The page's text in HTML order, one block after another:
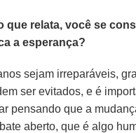
que relata, você se
a esperança?
sejam irreparáveis,
ser evitados, e é
pensando que a
aberto, que é algo